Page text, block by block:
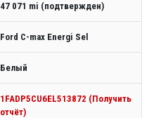
47 071 mi (подтвержден)
Ford C-max Energi Sel
Белый
1FADP5CU6EL513872 (Получить
отчёт)